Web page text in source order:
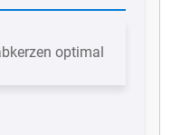
optimal